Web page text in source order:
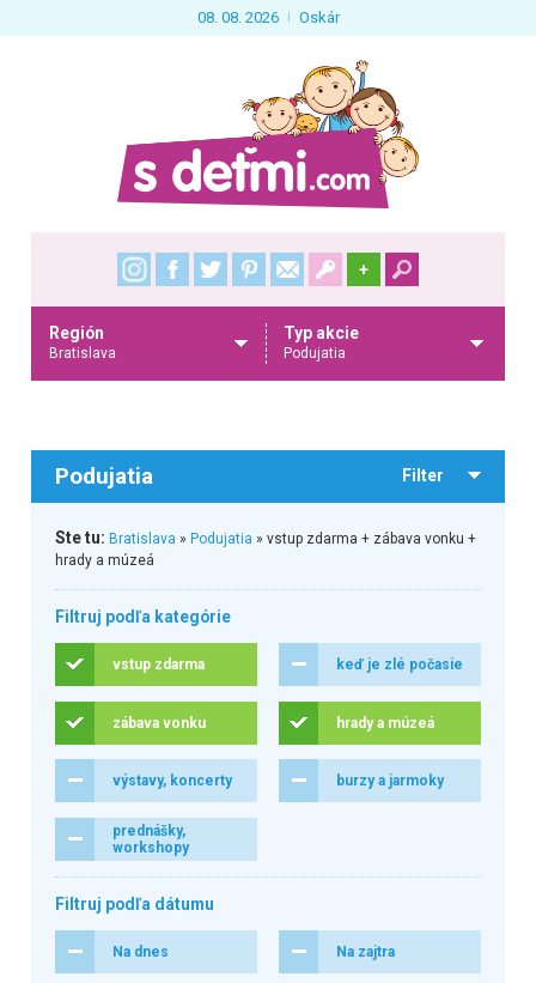
08. 08. 2026 Oskár
+
Región
Bratislava
Typ akcie
Podujatia
Podujatia Filter
Ste tu: Bratislava » Podujatia » vstup zdarma + zábava vonku +
hrady a múzeá
Filtruj podľa kategórie
vstup zdarma keď je zlé počasie
zábava vonku hrady a múzeá
výstavy, koncerty burzy a jarmoky
prednášky,
workshopy
Filtruj podľa dátumu
Na dnes Na zajtra